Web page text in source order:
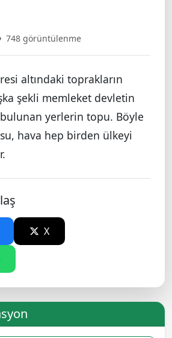
748 görüntülenme
altındaki toprakların
şekli memleket devletin
yerlerin topu. Böyle
hava hep birden ülkeyi
X